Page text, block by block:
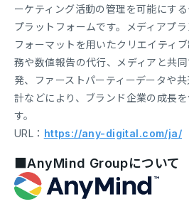
ーケティング活動の管理を可能にす
プラットフォームです。メディアプ
フォーマットを用いたクリエイティ
務や数値報告の代行、メディアと共
発、ファーストパーティーデータや
計などにより、ブランド企業の成長
す。
URL： https://any-digital.com/ja/
■AnyMind Groupについて